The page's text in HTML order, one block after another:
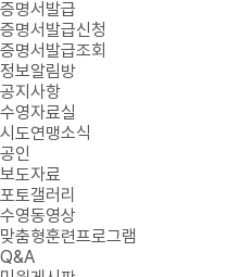
증명서발급
증명서발급신청
증명서발급조회
정보알림방
공지사항
수영자료실
시도연맹소식
공인
보도자료
포토갤러리
수영동영상
맞춤형훈련프로그램
Q&A